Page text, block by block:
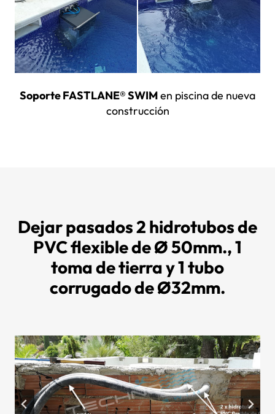
Soporte FASTLANE® SWIMen piscina de nueva
construcción
Dejar pasados ​​2 hidrotubos de
PVC flexible de Ø 50mm., 1
toma de tierra y 1 tubo
corrugado de Ø32mm.